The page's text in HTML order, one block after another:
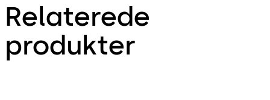
Relaterede
produkter